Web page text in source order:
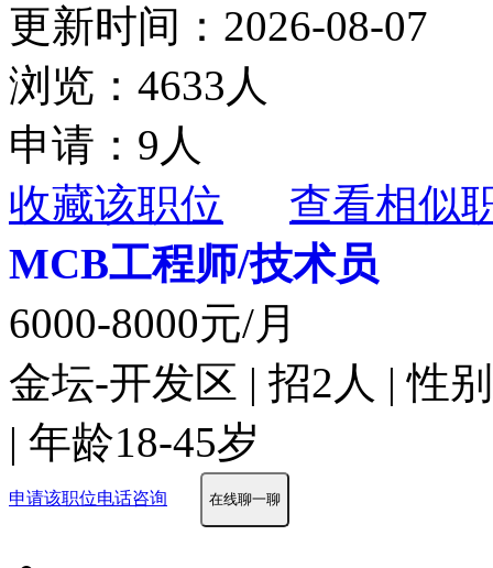
更新时间：2026-08-07
浏览：4633人
申请：9人
收藏该职位
查看相似
MCB工程师/技术员
6000-8000元/月
金坛-开发区 | 招2人 | 性
| 年龄18-45岁
申请该职位电话咨询 在线聊一聊